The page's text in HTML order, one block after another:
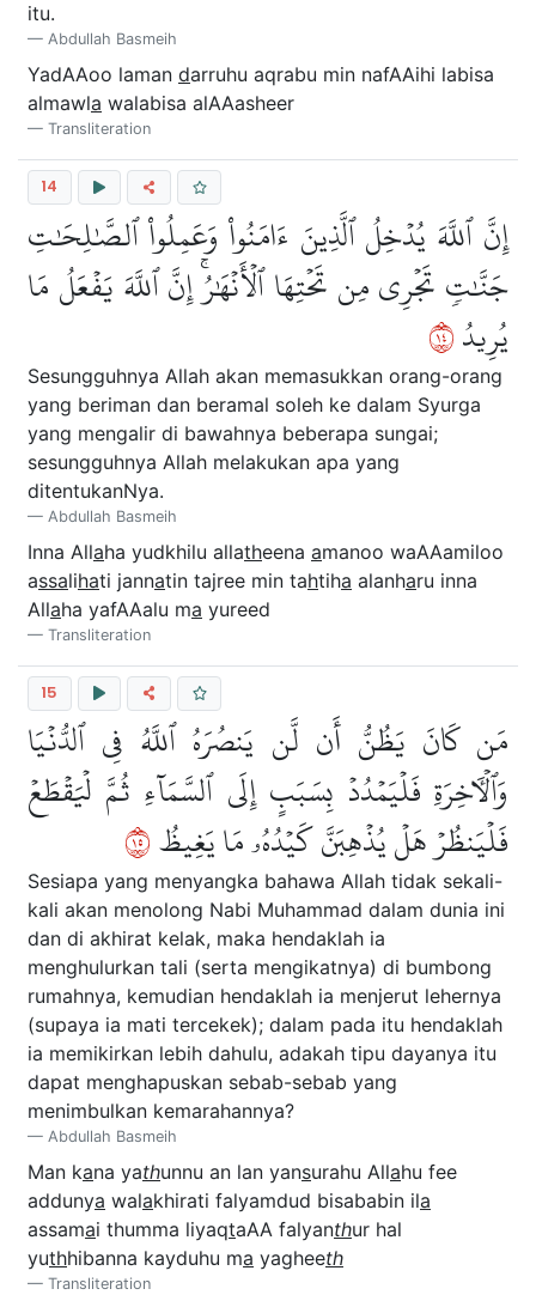
itu.
Abdullah Basmeih
YadAAoo laman darruhu aqrabu min nafAAihi labisa
almawla walabisa alAAasheer
Transliteration
14
إِنَّ ٱللَّهَ يُدۡخِلُ ٱلَّذِينَ ءَامَنُواْ وَعَمِلُواْ ٱلصَّٰلِحَٰتِ
جَنَّٰتٖ تَجۡرِي مِن تَحۡتِهَا ٱلۡأَنۡهَٰرُۚ إِنَّ ٱللَّهَ يَفۡعَلُ مَا
يُرِيدُ٤١
Sesungguhnya Allah akan memasukkan orang-orang
yang beriman dan beramal soleh ke dalam Syurga
yang mengalir di bawahnya beberapa sungai;
sesungguhnya Allah melakukan apa yang
ditentukanNya.
Abdullah Basmeih
Inna Allaha yudkhilu allatheena amanoo waAAamiloo
assalihati jannatin tajree min tahtiha alanharu inna
Allaha yafAAalu ma yureed
Transliteration
15
مَن كَانَ يَظُنُّ أَن لَّن يَنصُرَهُ ٱللَّهُ فِي ٱلدُّنۡيَا
وَٱلۡأٓخِرَةِ فَلۡيَمۡدُدۡ بِسَبَبٍ إِلَى ٱلسَّمَآءِ ثُمَّ لۡيَقۡطَعۡ
فَلۡيَنظُرۡ هَلۡ يُذۡهِبَنَّ كَيۡدُهُۥ مَا يَغِيظُ٥١
Sesiapa yang menyangka bahawa Allah tidak sekali-
kali akan menolong Nabi Muhammad dalam dunia ini
dan di akhirat kelak, maka hendaklah ia
menghulurkan tali (serta mengikatnya) di bumbong
rumahnya, kemudian hendaklah ia menjerut lehernya
(supaya ia mati tercekek); dalam pada itu hendaklah
ia memikirkan lebih dahulu, adakah tipu dayanya itu
dapat menghapuskan sebab-sebab yang
menimbulkan kemarahannya?
Abdullah Basmeih
Man kana yathunnu an lan yansurahu Allahu fee
addunya walakhirati falyamdud bisababin ila
assamai thumma liyaqtaAA falyanthur hal
yuthhibanna kayduhu ma yagheeth
Transliteration